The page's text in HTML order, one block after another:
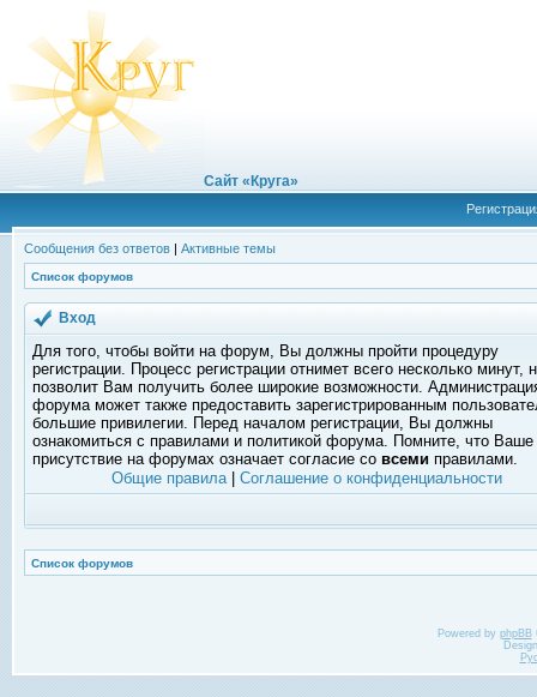
Сайт «Круга»
Сообщения без ответов | Активные темы
Список форумов
Вход
Для того, чтобы войти на форум, Вы должны пройти процедуру
регистрации. Процесс регистрации отнимет всего несколько минут,
позволит Вам получить более широкие возможности.
форума может также предоставить зарегистрированным
большие привилегии. Перед началом регистрации, Вы должны
ознакомиться с правилами и политикой форума. Помните, что Ваше
присутствие на форумах означает согласие со всеми правилами.
Общие правила| Соглашение о конфиденциальности
Список форумов
Powered by phpBB